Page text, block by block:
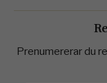
Prenumererar du